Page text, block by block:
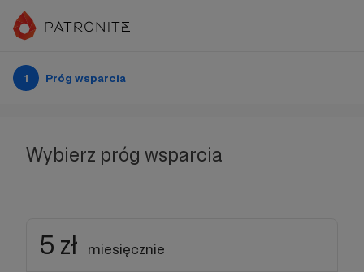
1 Próg wsparcia
Wybierz próg wsparcia
5 zł miesięcznie